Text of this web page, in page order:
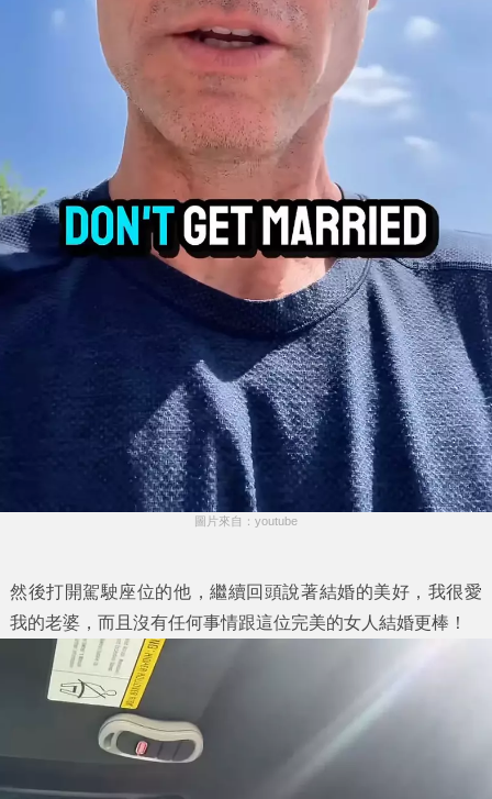
圖片來自：youtube
然後打開駕駛座位的他，繼續回頭說著結婚的美好，我很愛
我的老婆，而且沒有任何事情跟這位完美的女人結婚更棒！